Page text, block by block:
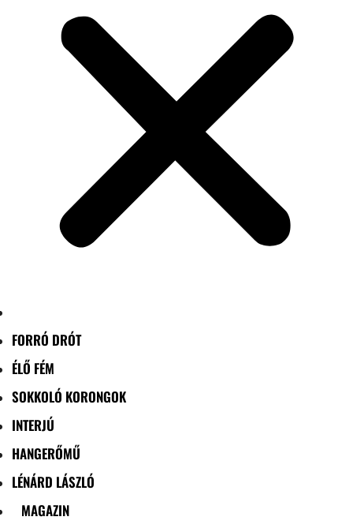
FORRÓ DRÓT
ÉLŐ FÉM
SOKKOLÓ KORONGOK
INTERJÚ
HANGERŐMŰ
LÉNÁRD LÁSZLÓ
MAGAZIN